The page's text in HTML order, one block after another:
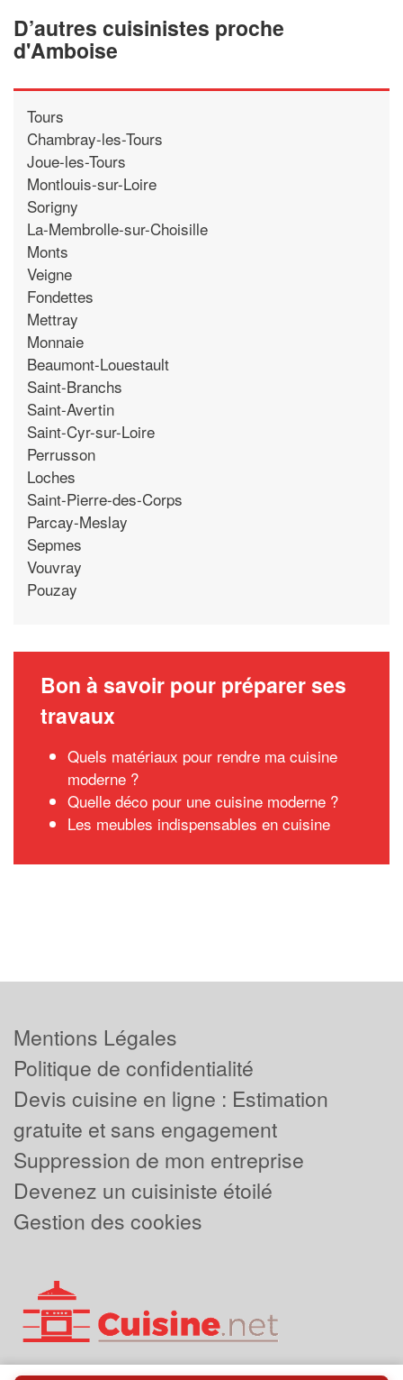
D’autres cuisinistes proche
d'Amboise
Tours
Chambray-les-Tours
Joue-les-Tours
Montlouis-sur-Loire
Sorigny
La-Membrolle-sur-Choisille
Monts
Veigne
Fondettes
Mettray
Monnaie
Beaumont-Louestault
Saint-Branchs
Saint-Avertin
Saint-Cyr-sur-Loire
Perrusson
Loches
Saint-Pierre-des-Corps
Parcay-Meslay
Sepmes
Vouvray
Pouzay
Bon à savoir pour préparer ses
travaux
Quels matériaux pour rendre ma cuisine
moderne ?
Quelle déco pour une cuisine moderne ?
Les meubles indispensables en cuisine
Mentions Légales
Politique de confidentialité
Devis cuisine en ligne : Estimation
gratuite et sans engagement
Suppression de mon entreprise
Devenez un cuisiniste étoilé
Gestion des cookies